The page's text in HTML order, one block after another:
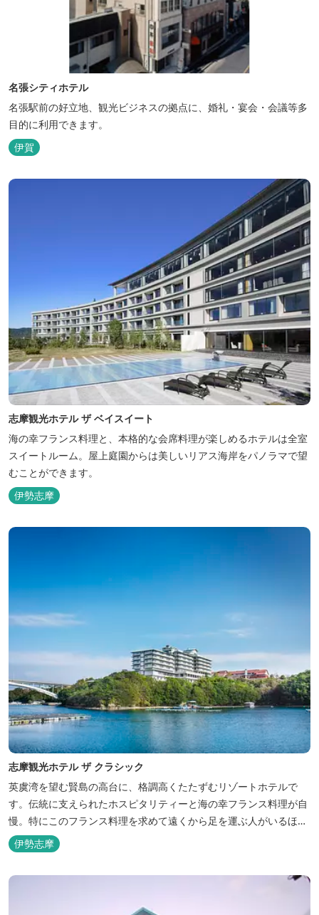
名張シティホテル
名張駅前の好立地、観光ビジネスの拠点に、婚礼・宴会・会議等多
目的に利用できます。
伊賀
志摩観光ホテル ザ ベイスイート
海の幸フランス料理と、本格的な会席料理が楽しめるホテルは全室
スイートルーム。屋上庭園からは美しいリアス海岸をパノラマで望
むことができます。
伊勢志摩
志摩観光ホテル ザ クラシック
英虞湾を望む賢島の高台に、格調高くたたずむリゾートホテルで
す。伝統に支えられたホスピタリティーと海の幸フランス料理が自
慢。特にこのフランス料理を求めて遠くから足を運ぶ人がいるほ
ど。洗練されたサービスに、寛ぎと至福のひとときを満喫してくだ
さい。 ※2016年6月7日リニューアルオープン
伊勢志摩